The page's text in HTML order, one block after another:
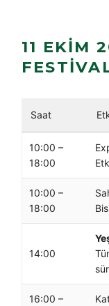
11 EKIM
Saat
10:00 –
18:00
10:00 –
18:00
14:00
16:00 –